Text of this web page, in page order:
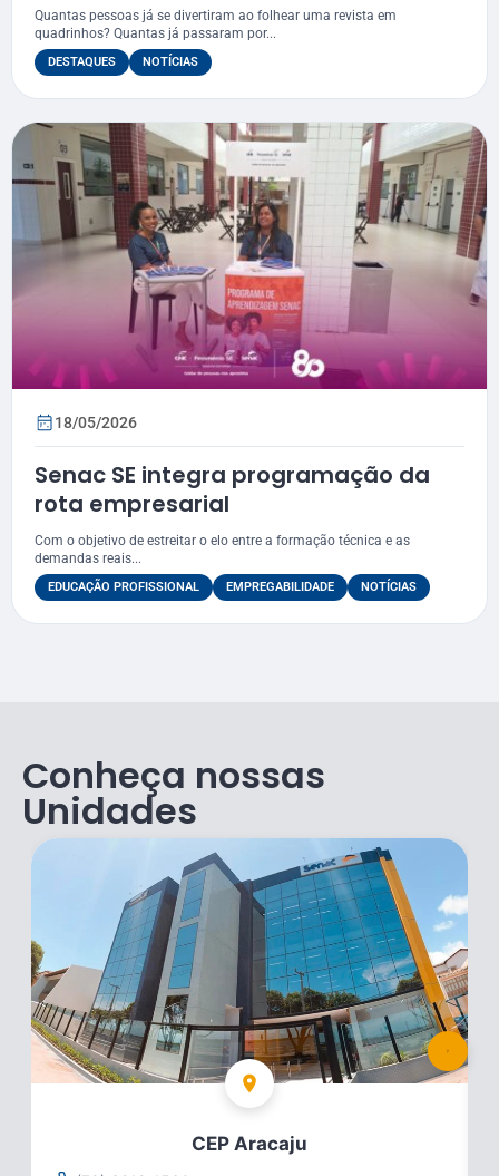
Quantas pessoas já se divertiram ao folhear uma revista em
quadrinhos? Quantas já passaram por...
DESTAQUES NOTÍCIAS
18/05/2026
Senac SE integra programação da
rota empresarial
Com o objetivo de estreitar o elo entre a formação técnica e as
demandas reais...
EDUCAÇÃO PROFISSIONAL EMPREGABILIDADE NOTÍCIAS
Conheça nossas
Unidades
CEP Aracaju